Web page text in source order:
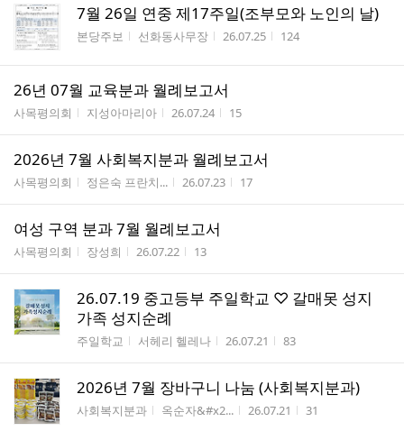
7월 26일 연중 제17주일(조부모와 노인의 날)
게시판명
본당주보 작성자
선화동사무장 작성시간
26.07.25 조회수
124
26년 07월 교육분과 월례보고서
게시판명
사목평의회 작성자
지성아마리아 작성시간
26.07.24 조회수
15
2026년 7월 사회복지분과 월례보고서
게시판명
사목평의회 작성자
정은숙 프란치... 작성시간
26.07.23 조회수
17
여성 구역 분과 7월 월례보고서
게시판명
사목평의회 작성자
장성희 작성시간
26.07.22 조회수
13
26.07.19 중고등부 주일학교 ♡ 갈매못 성지
가족 성지순례
게시판명
주일학교 작성자
서헤리 헬레나 작성시간
26.07.21 조회수
83
2026년 7월 장바구니 나눔 (사회복지분과)
게시판명
사회복지분과 작성자
옥순자&#x2... 작성시간
26.07.21 조회수
31